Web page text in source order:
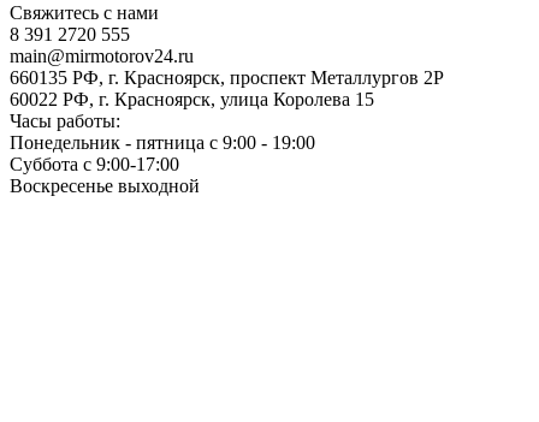
Свяжитесь с нами
8 391 2720 555
main@mirmotorov24.ru
660135 РФ, г. Красноярск, проспект Металлургов 2Р
60022 РФ, г. Красноярск, улица Королева 15
Часы работы:
Понедельник - пятница с 9:00 - 19:00
Суббота с 9:00-17:00
Воскресенье выходной